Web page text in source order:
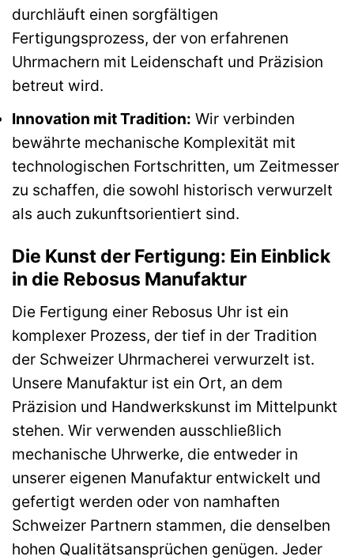
durchläuft einen sorgfältigen
Fertigungsprozess, der von erfahrenen
Uhrmachern mit Leidenschaft und Präzision
betreut wird.
Innovation mit Tradition: Wir verbinden
bewährte mechanische Komplexität mit
technologischen Fortschritten, um Zeitmesser
zu schaffen, die sowohl historisch verwurzelt
als auch zukunftsorientiert sind.
Die Kunst der Fertigung: Ein Einblick
in die Rebosus Manufaktur
Die Fertigung einer Rebosus Uhr ist ein
komplexer Prozess, der tief in der Tradition
der Schweizer Uhrmacherei verwurzelt ist.
Unsere Manufaktur ist ein Ort, an dem
Präzision und Handwerkskunst im Mittelpunkt
stehen. Wir verwenden ausschließlich
mechanische Uhrwerke, die entweder in
unserer eigenen Manufaktur entwickelt und
gefertigt werden oder von namhaften
Schweizer Partnern stammen, die denselben
hohen Qualitätsansprüchen genügen. Jeder